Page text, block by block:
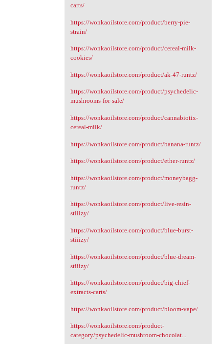
carts/
https://wonkaoilstore.com/product/berry-pie-
strain/
https://wonkaoilstore.com/product/cereal-milk-
cookies/
https://wonkaoilstore.com/product/ak-47-runtz/
https://wonkaoilstore.com/product/psychedelic-
mushrooms-for-sale/
https://wonkaoilstore.com/product/cannabiotix-
cereal-milk/
https://wonkaoilstore.com/product/banana-runtz/
https://wonkaoilstore.com/product/ether-runtz/
https://wonkaoilstore.com/product/moneybagg-
runtz/
https://wonkaoilstore.com/product/live-resin-
stiiizy/
https://wonkaoilstore.com/product/blue-burst-
stiiizy/
https://wonkaoilstore.com/product/blue-dream-
stiiizy/
https://wonkaoilstore.com/product/big-chief-
extracts-carts/
https://wonkaoilstore.com/product/bloom-vape/
https://wonkaoilstore.com/product-
category/psychedelic-mushroom-chocolat...